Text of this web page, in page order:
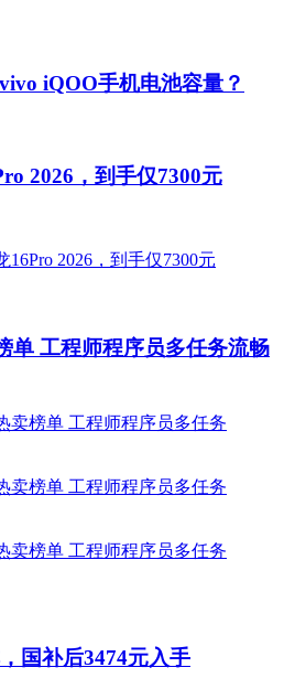
iQOO手机电池容量？
2026，到手仅7300元
单 工程师程序员多任务流畅
国补后3474元入手